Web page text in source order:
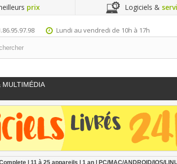
prix Logiciels &
Lundi au vendredi de 10h à 17h
MULTIMÉDIA
| 11 à 25 appareils | 1 an | PC/MAC/ANDROID/IOS/